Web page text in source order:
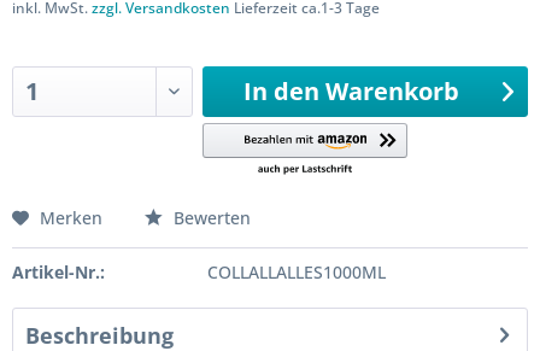
inkl. MwSt.zzgl. Versandkosten Lieferzeit ca.1-3 Tage
In den Warenkorb
Merken Bewerten
Artikel-Nr.: COLLALLALLES1000ML
Beschreibung